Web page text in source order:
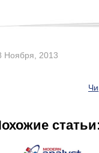
Ноября, 2013